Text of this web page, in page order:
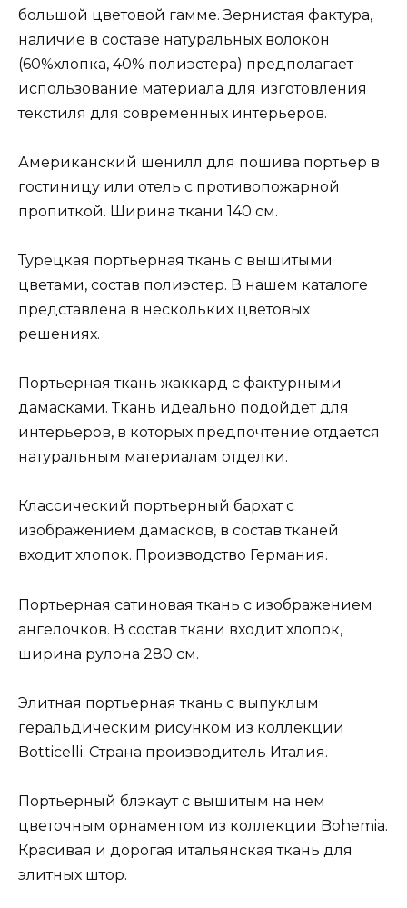
большой цветовой гамме. Зернистая фактура,
наличие в составе натуральных волокон
(60%хлопка, 40% полиэстера) предполагает
использование материала для изготовления
текстиля для современных интерьеров.
Американский шенилл для пошива портьер в
гостиницу или отель с противопожарной
пропиткой. Ширина ткани 140 см.
Турецкая портьерная ткань с вышитыми
цветами, состав полиэстер. В нашем каталоге
представлена в нескольких цветовых
решениях.
Портьерная ткань жаккард с фактурными
дамасками. Ткань идеально подойдет для
интерьеров, в которых предпочтение отдается
натуральным материалам отделки.
Классический портьерный бархат с
изображением дамасков, в состав тканей
входит хлопок. Производство Германия.
Портьерная сатиновая ткань с изображением
ангелочков. В состав ткани входит хлопок,
ширина рулона 280 см.
Элитная портьерная ткань с выпуклым
геральдическим рисунком из коллекции
Botticelli. Страна производитель Италия.
Портьерный блэкаут с вышитым на нем
цветочным орнаментом из коллекции Bohemia.
Красивая и дорогая итальянская ткань для
элитных штор.